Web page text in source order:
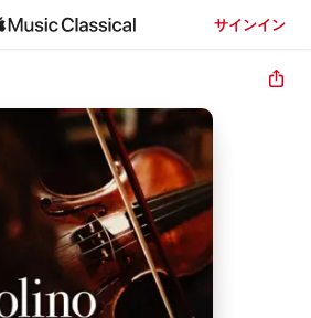
サインイン